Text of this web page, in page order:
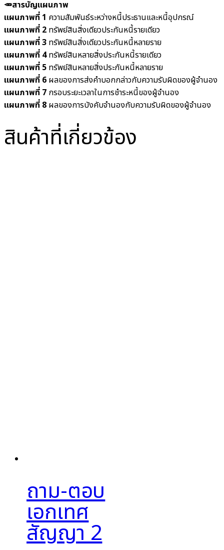
🥕สารบัญแผนภาพ
แผนภาพที่ 1 ความสัมพันธ์ระหว่างหนี้ประธานและหนี้อุปกรณ์
แผนภาพที่ 2 ทรัพย์สินสิ่งเดียวประกันหนี้รายเดียว
แผนภาพที่ 3 ทรัพย์สินสิ่งเดียวประกันหนี้หลายราย
แผนภาพที่ 4ทรัพย์สินหลายสิ่งประกันหนี้รายเดียว
แผนภาพที่ 5 ทรัพย์สินหลายสิ่งประกันหนี้หลายราย
แผนภาพที่ 6 ผลของการส่งคำบอกกล่าวกับความรับผิดของผู้จำนอง
แผนภาพที่ 7 กรอบระยะเวลาในการชำระหนี้ของผู้จำนอง
แผนภาพที่ 8 ผลของการบังคับจำนองกับความรับผิดของผู้จำนอง
สินค้าที่เกี่ยวข้อง
ถาม-ตอบ
เอกเทศ
สัญญา 2